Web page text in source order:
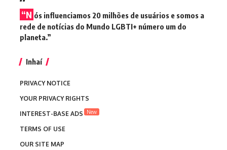
“N ós influenciamos 20 milhões de usuários e somos a
rede de notícias do Mundo LGBTI+ número um do
planeta.”
Inhaí
PRIVACY NOTICE
YOUR PRIVACY RIGHTS
INTEREST-BASE ADS
New
TERMS OF USE
OUR SITE MAP